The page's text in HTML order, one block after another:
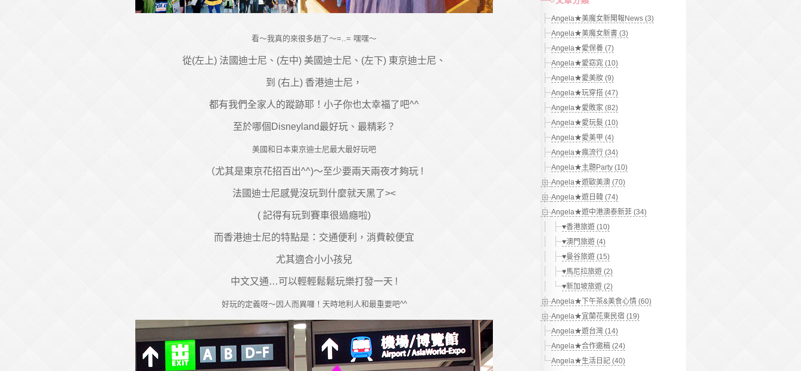
看～我真的來很多趟了～=..= 嘿嘿～
從(左上) 法國迪士尼、(左中) 美國迪士尼、(左下) 東京迪士尼、
到 (右上) 香港迪士尼，
都有我們全家人的蹤跡耶！小子你也太幸福了吧^^
至於哪個Disneyland最好玩、最精彩？
美國和日本東京迪士尼最大最好玩吧
（尤其是東京花招百出^^)～至少要兩天兩夜才夠玩 !
法國迪士尼感覺沒玩到什麼就天黑了><
( 記得有玩到賽車很過癮啦)
而香港迪士尼的特點是：交通便利，消費較便宜
尤其適合小小孩兒
中文又通…可以輕輕鬆鬆玩樂打發一天 !
好玩的定義呀～因人而異囉！天時地利人和最重要吧^^
Angela★美魔女新聞報News (3)
Angela★美魔女新書 (3)
Angela★愛保養 (7)
Angela★愛窈窕 (10)
Angela★愛美妝 (9)
Angela★玩穿搭 (47)
Angela★愛敗家 (82)
Angela★愛玩髮 (10)
Angela★愛美甲 (4)
Angela★瘋流行 (34)
Angela★主題Party (10)
Angela★遊歐美澳 (70)
Angela★遊日韓 (74)
Angela★遊中港澳泰新菲 (34)
♥香港旅遊 (10)
♥澳門旅遊 (4)
♥曼谷旅遊 (15)
♥馬尼拉旅遊 (2)
♥新加坡旅遊 (2)
Angela★下午茶&美食心情 (60)
Angela★宜蘭花東民宿 (19)
Angela★遊台灣 (14)
Angela★合作邀稿 (24)
Angela★生活日記 (40)